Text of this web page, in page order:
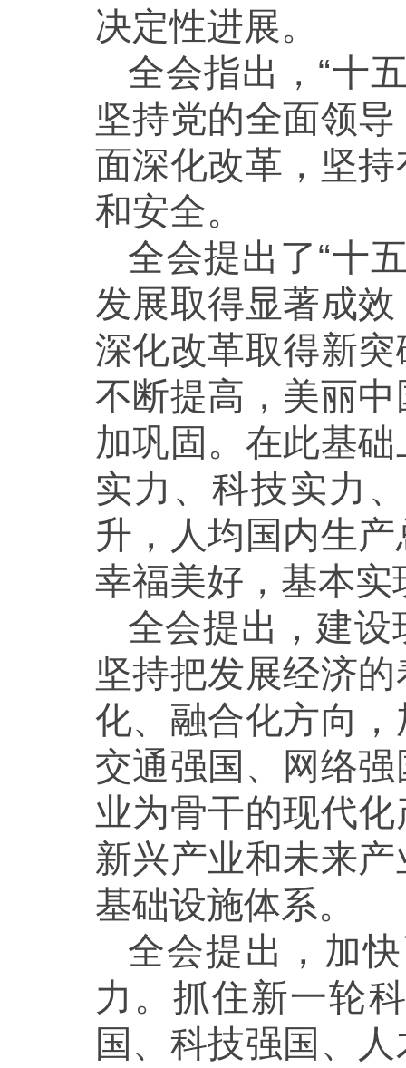
决定性进展。
全会指出，“十
坚持党的全面领
面深化改革，坚
和安全。
全会提出了“十
发展取得显著成
深化改革取得新
不断提高，美丽
加巩固。在此基
实力、科技实力
升，人均国内生
幸福美好，基本
全会提出，建
坚持把发展经济
化、融合化方向
交通强国、网络
业为骨干的现代
新兴产业和未来
基础设施体系。
全会提出，加
力。抓住新一轮
国、科技强国、